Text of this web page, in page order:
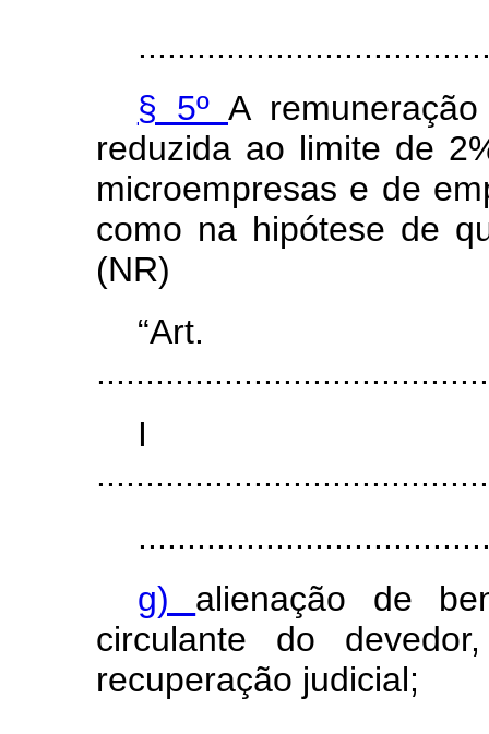
§ 5º A
reduzida ao limite de
microempresas e de
como na hipótese de
(NR)
I
g) alienação de
circulante do
recuperação judicial;